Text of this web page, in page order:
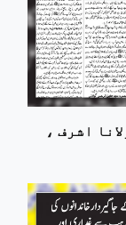
اشرف ،